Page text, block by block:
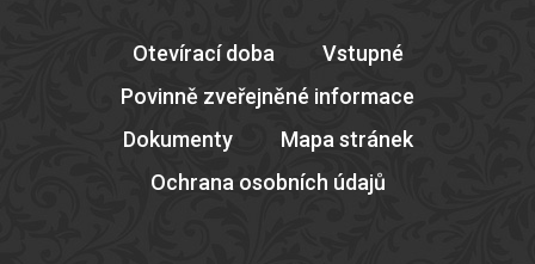
Otevírací doba
Vstupné
Povinně zveřejněné informace
Dokumenty
Mapa stránek
Ochrana osobních údajů